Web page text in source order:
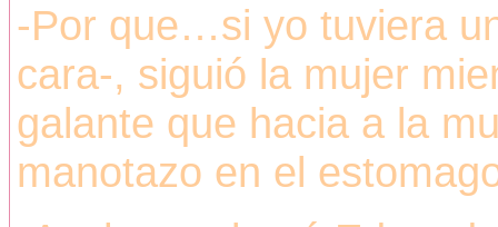
-Por que…si yo tuviera
cara-, siguió la mujer
galante que hacia a la
manotazo en el